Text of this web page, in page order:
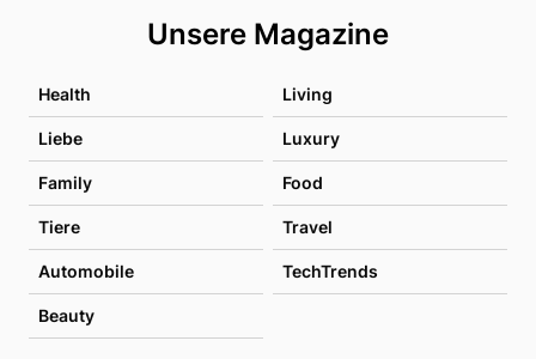
Unsere Magazine
Health Living
Liebe Luxury
Family Food
Tiere Travel
Automobile TechTrends
Beauty